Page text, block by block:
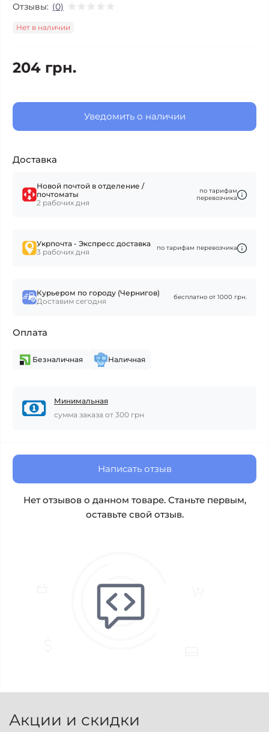
Отзывы: (0)
Нет в наличии
204 грн.
Уведомить о наличии
Доставка
Новой почтой в отделение /
почтоматы
2 рабочих дня
по тарифам
перевозчика
Укрпочта - Экспресс доставка
3 рабочих дня
по тарифам перевозчика
Курьером по городу (Чернигов)
Доставим сегодня
бесплатно от 1000 грн.
Оплата
Безналичная Наличная
Минимальная
сумма заказа от 300 грн
Написать отзыв
Нет отзывов о данном товаре. Станьте первым,
оставьте свой отзыв.
Акции и скидки